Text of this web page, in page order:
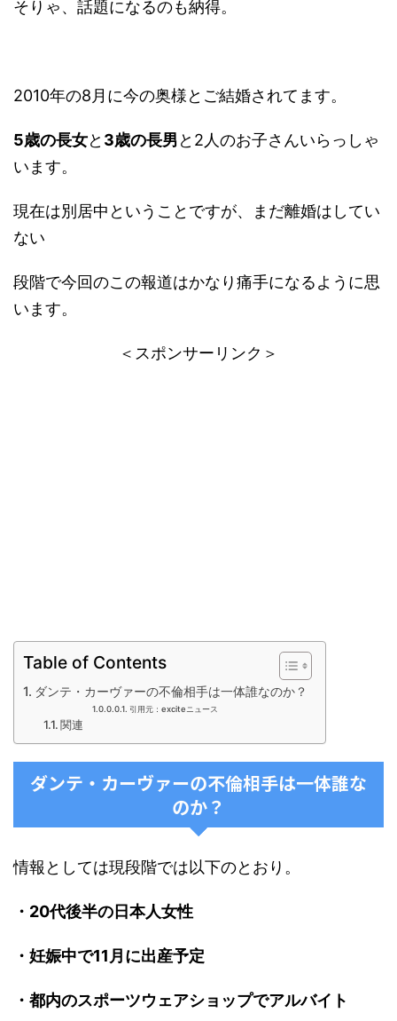
そりゃ、話題になるのも納得。
2010年の8月に今の奥様とご結婚されてます。
5歳の長女と 3歳の長男と2人のお子さんいらっしゃ
います。
現在は別居中ということですが、まだ離婚はしてい
ない
段階で今回のこの報道はかなり痛手になるように思
います。
＜スポンサーリンク＞
Table of Contents
ダンテ・カーヴァーの不倫相手は一体誰なのか？
引用元：exciteニュース
関連
ダンテ・カーヴァーの不倫相手は一体誰な
のか？
情報としては現段階では以下のとおり。
・20代後半の日本人女性
・妊娠中で11月に出産予定
・都内のスポーツウェアショップでアルバイト